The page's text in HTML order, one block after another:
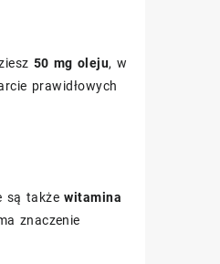
50 mg oleju, w
prawidłowych
są takżewitamina
znaczenie